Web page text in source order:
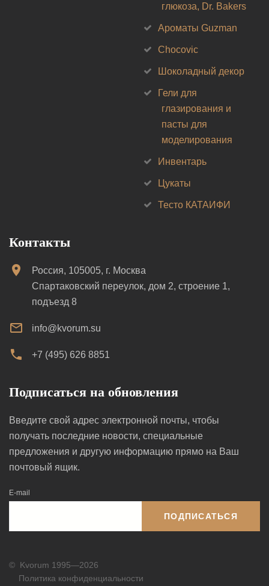
глюкоза, Dr. Bakers
Ароматы Guzman
Chocovic
Шоколадный декор
Гели для
глазирования и
пасты для
моделирования
Инвентарь
Цукаты
Тесто КАТАИФИ
Контакты
Россия, 105005, г. Москва
Спартаковский переулок, дом 2, строение 1,
подъезд 8
info@kvorum.su
+7 (495) 626 8851
Подписаться на обновления
Введите свой адрес электронной почты, чтобы
получать последние новости, специальные
предложения и другую информацию прямо на Ваш
почтовый ящик.
E-mail
ПОДПИСАТЬСЯ
© Kvorum 1995—2026
Политика конфиденциальности